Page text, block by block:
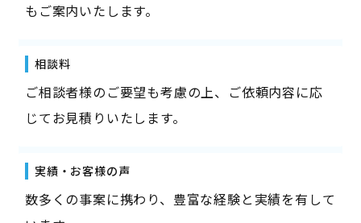
もご案内いたします。
相談料
ご相談者様のご要望も考慮の上、ご依頼内容に応
じてお見積りいたします。
実績・お客様の声
数多くの事案に携わり、豊富な経験と実績を有して